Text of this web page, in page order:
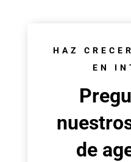
HAZ
EN
de